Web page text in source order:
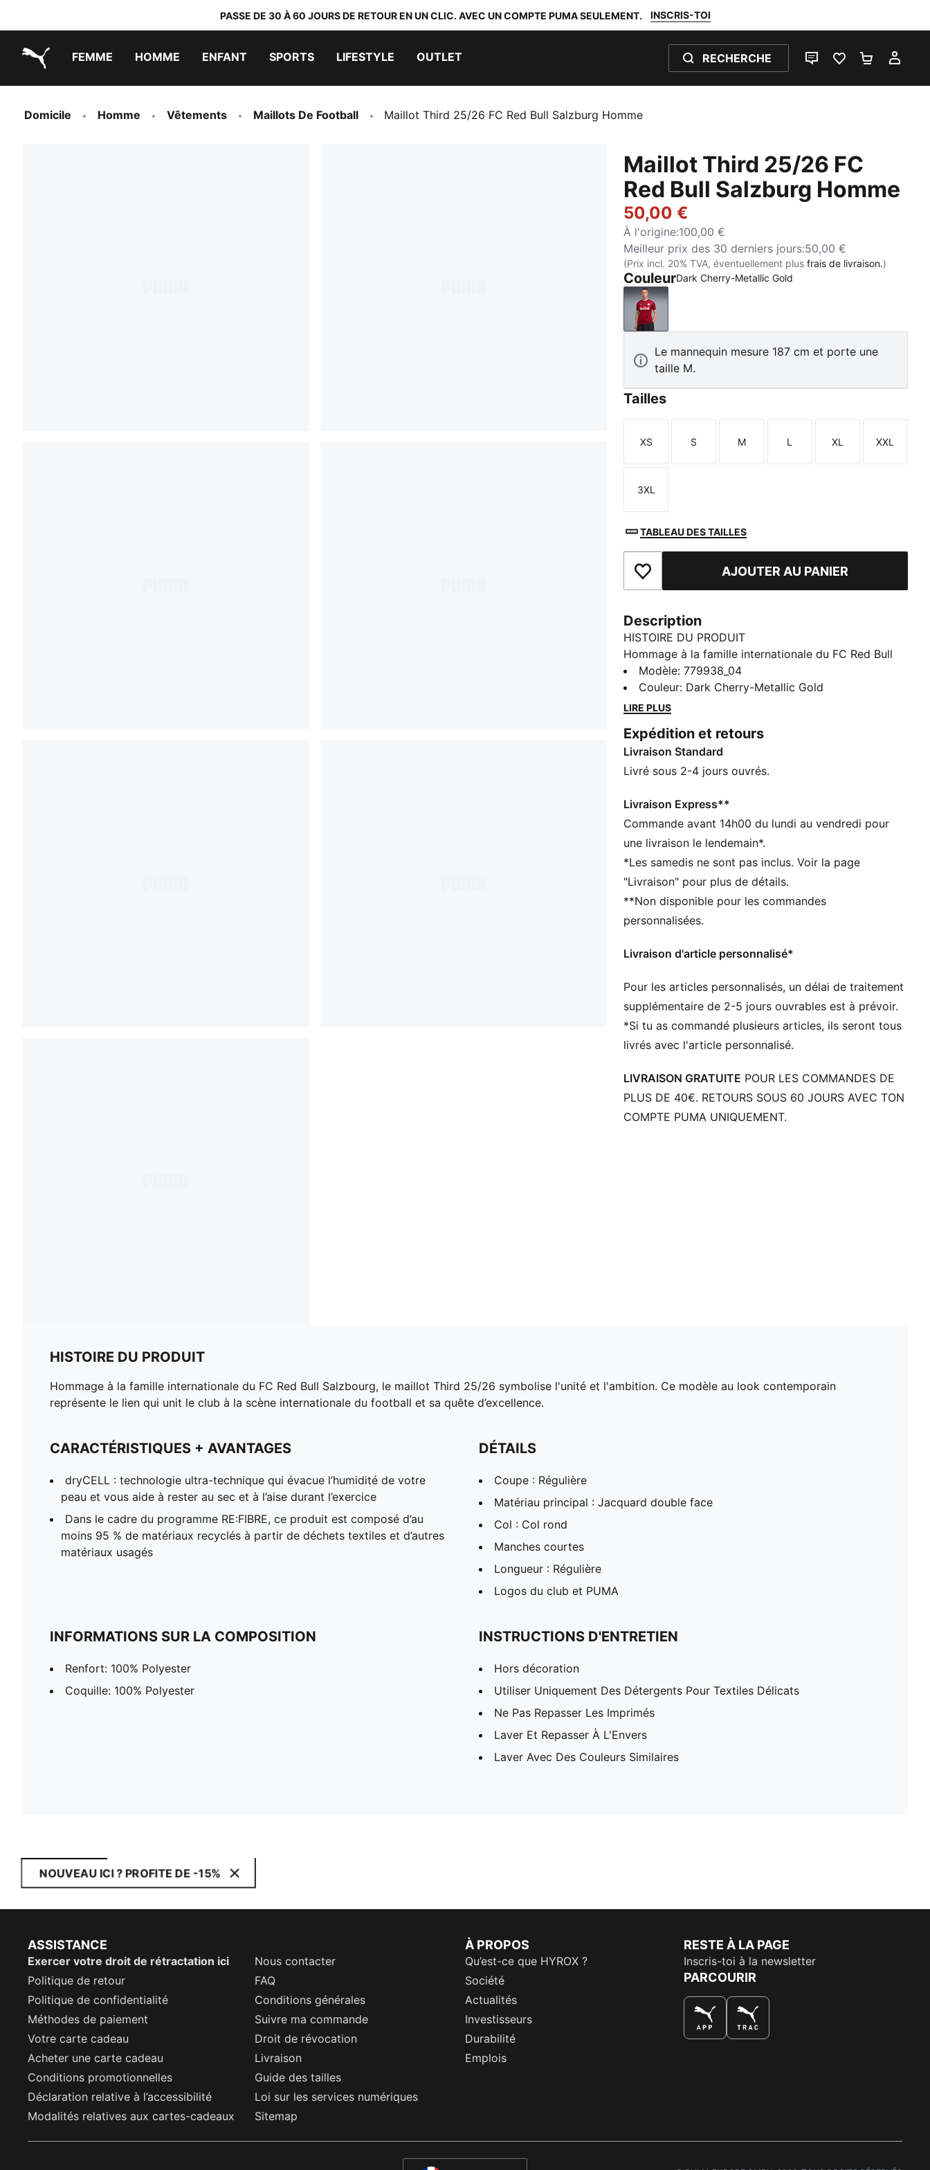
PASSE DE 30 À 60 JOURS DE RETOUR EN UN CLIC. AVEC UN COMPTE PUMA SEULEMENT. INSCRIS-TOI
FEMME HOMME ENFANT SPORTS LIFESTYLE OUTLET RECHERCHE
LIVE CHATFAVORIS 0PANIER 0
Domicile Homme Vêtements Maillots De Football Maillot Third 25/26 FC Red Bull Salzburg Homme
Maillot Third 25/26 FC
Red Bull Salzburg Homme
50,00 €
À l'origine:100,00 €
Meilleur prix des 30 derniers jours:50,00 €
(Prix incl. 20% TVA, éventuellement plusfrais de livraison.)
CouleurDark Cherry-Metallic Gold
Dark Cherry-Metallic Gold
Le mannequin mesure 187 cm et porte une
taille M.
Tailles
Taille
XS
Taille
S
Taille
M
Taille
L
Taille
XL
Taille
XXL
Taille
3XL
TABLEAU DES TAILLES
Ajouter aux favorisAJOUTER AU PANIER
Description
HISTOIRE DU PRODUIT
Hommage à la famille internationale du FC Red Bull
Salzbourg, le maillot Third 25/26 symbolise l'unité et
l'ambition. Ce modèle au look contemporain
représente le lien qui unit le club à la scène
CARACTÉRISTIQUES + AVANTAGES
dryCELL : technologie ultra-technique qui évacue
l’humidité de votre peau et vous aide à rester au sec
Dans le cadre du programme RE:FIBRE, ce produit est
composé d’au moins 95 % de matériaux recyclés à
partir de déchets textiles et d’autres matériaux
DÉTAILS
Coupe : Régulière
Matériau principal : Jacquard double face
Col : Col rond
Longueur : Régulière
Modèle:779938_04
Couleur: Dark Cherry-Metallic Gold
LIRE PLUS
Expédition et retours
Livraison Standard
Livré sous 2-4 jours ouvrés.
Livraison Express**
Commande avant 14h00 du lundi au vendredi pour
une livraison le lendemain*.
*Les samedis ne sont pas inclus. Voir la page
"Livraison" pour plus de détails.
**Non disponible pour les commandes
personnalisées.
Livraison d'article personnalisé*
Pour les articles personnalisés, un délai de traitement
supplémentaire de 2-5 jours ouvrables est à prévoir.
*Si tu as commandé plusieurs articles, ils seront tous
livrés avec l'article personnalisé.
LIVRAISON GRATUITE POUR LES COMMANDES DE
PLUS DE 40€. RETOURS SOUS 60 JOURS AVEC TON
COMPTE PUMA UNIQUEMENT.
HISTOIRE DU PRODUIT
Hommage à la famille internationale du FC Red Bull Salzbourg, le maillot Third 25/26 symbolise l'unité et l'ambition. Ce modèle au look contemporain
représente le lien qui unit le club à la scène internationale du football et sa quête d’excellence.
CARACTÉRISTIQUES + AVANTAGES
dryCELL : technologie ultra-technique qui évacue l’humidité de votre
peau et vous aide à rester au sec et à l’aise durant l’exercice
Dans le cadre du programme RE:FIBRE, ce produit est composé d’au
moins 95 % de matériaux recyclés à partir de déchets textiles et d’autres
matériaux usagés
DÉTAILS
Coupe : Régulière
Matériau principal : Jacquard double face
Col : Col rond
Manches courtes
Longueur : Régulière
Logos du club et PUMA
INFORMATIONS SUR LA COMPOSITION
Renfort: 100% Polyester
Coquille: 100% Polyester
INSTRUCTIONS D'ENTRETIEN
Hors décoration
Utiliser Uniquement Des Détergents Pour Textiles Délicats
Ne Pas Repasser Les Imprimés
Laver Et Repasser À L'Envers
Laver Avec Des Couleurs Similaires
NOUVEAU ICI ? PROFITE DE -15%
ASSISTANCE
Exercer votre droit de rétractation ici
Nous contacter
Politique de retour
FAQ
Politique de confidentialité
Conditions générales
Méthodes de paiement
Suivre ma commande
Votre carte cadeau
Droit de révocation
Acheter une carte cadeau
Livraison
Conditions promotionnelles
Guide des tailles
Déclaration relative à l’accessibilité
Loi sur les services numériques
Modalités relatives aux cartes-cadeaux
Sitemap
À PROPOS
Qu’est-ce que HYROX ?
Société
Actualités
Investisseurs
Durabilité
Emplois
RESTE À LA PAGE
Inscris-toi à la newsletter
PARCOURIR